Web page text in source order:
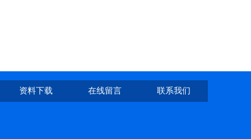
资料下载 在线留言 联系我们